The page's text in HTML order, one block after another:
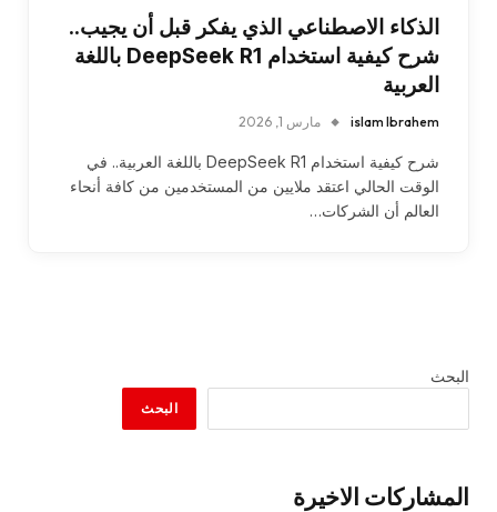
الذكاء الاصطناعي الذي يفكر قبل أن يجيب..
شرح كيفية استخدام DeepSeek R1 باللغة
العربية
islam Ibrahem مارس 1, 2026
شرح كيفية استخدام DeepSeek R1 باللغة العربية.. في
الوقت الحالي اعتقد ملايين من المستخدمين من كافة أنحاء
العالم أن الشركات…
البحث
البحث
المشاركات الاخيرة